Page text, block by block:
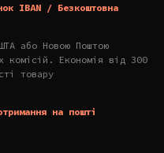
IBAN / Безкоштовна
або Новою Поштою
комісій. Економія від 300
товару
на пошті